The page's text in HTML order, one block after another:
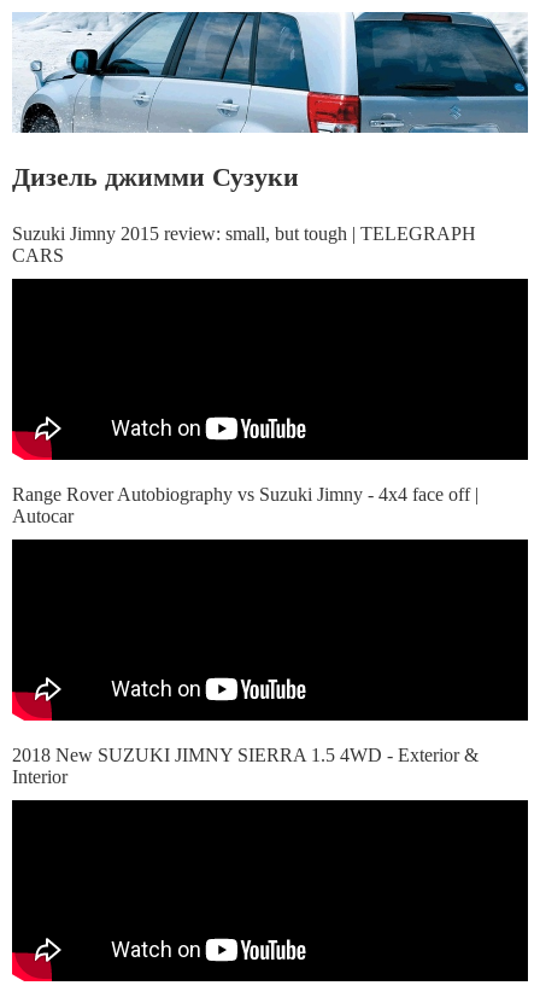
Дизель джимми Сузуки
Suzuki Jimny 2015 review: small, but tough | TELEGRAPH
CARS
Range Rover Autobiography vs Suzuki Jimny - 4x4 face off |
Autocar
2018 New SUZUKI JIMNY SIERRA 1.5 4WD - Exterior &
Interior